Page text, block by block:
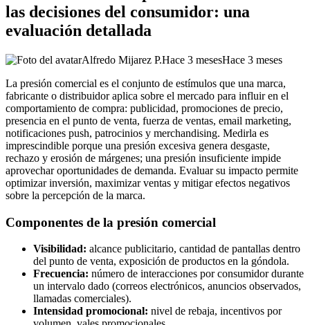
las decisiones del consumidor: una
evaluación detallada
Alfredo Mijarez P.Hace 3 mesesHace 3 meses
La presión comercial es el conjunto de estímulos que una marca,
fabricante o distribuidor aplica sobre el mercado para influir en el
comportamiento de compra: publicidad, promociones de precio,
presencia en el punto de venta, fuerza de ventas, email marketing,
notificaciones push, patrocinios y merchandising. Medirla es
imprescindible porque una presión excesiva genera desgaste,
rechazo y erosión de márgenes; una presión insuficiente impide
aprovechar oportunidades de demanda. Evaluar su impacto permite
optimizar inversión, maximizar ventas y mitigar efectos negativos
sobre la percepción de la marca.
Componentes de la presión comercial
Visibilidad: alcance publicitario, cantidad de pantallas dentro
del punto de venta, exposición de productos en la góndola.
Frecuencia: número de interacciones por consumidor durante
un intervalo dado (correos electrónicos, anuncios observados,
llamadas comerciales).
Intensidad promocional: nivel de rebaja, incentivos por